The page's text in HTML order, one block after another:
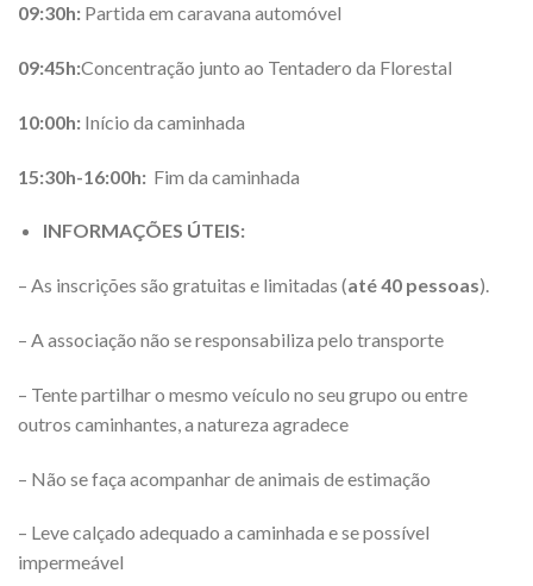
09:30h: Partida em caravana automóvel
09:45h:Concentração junto ao Tentadero da Florestal
10:00h: Início da caminhada
15:30h-16:00h: Fim da caminhada
INFORMAÇÕES ÚTEIS:
– As inscrições são gratuitas e limitadas (até 40 pessoas).
– A associação não se responsabiliza pelo transporte
– Tente partilhar o mesmo veículo no seu grupo ou entre
outros caminhantes, a natureza agradece
– Não se faça acompanhar de animais de estimação
– Leve calçado adequado a caminhada e se possível
impermeável